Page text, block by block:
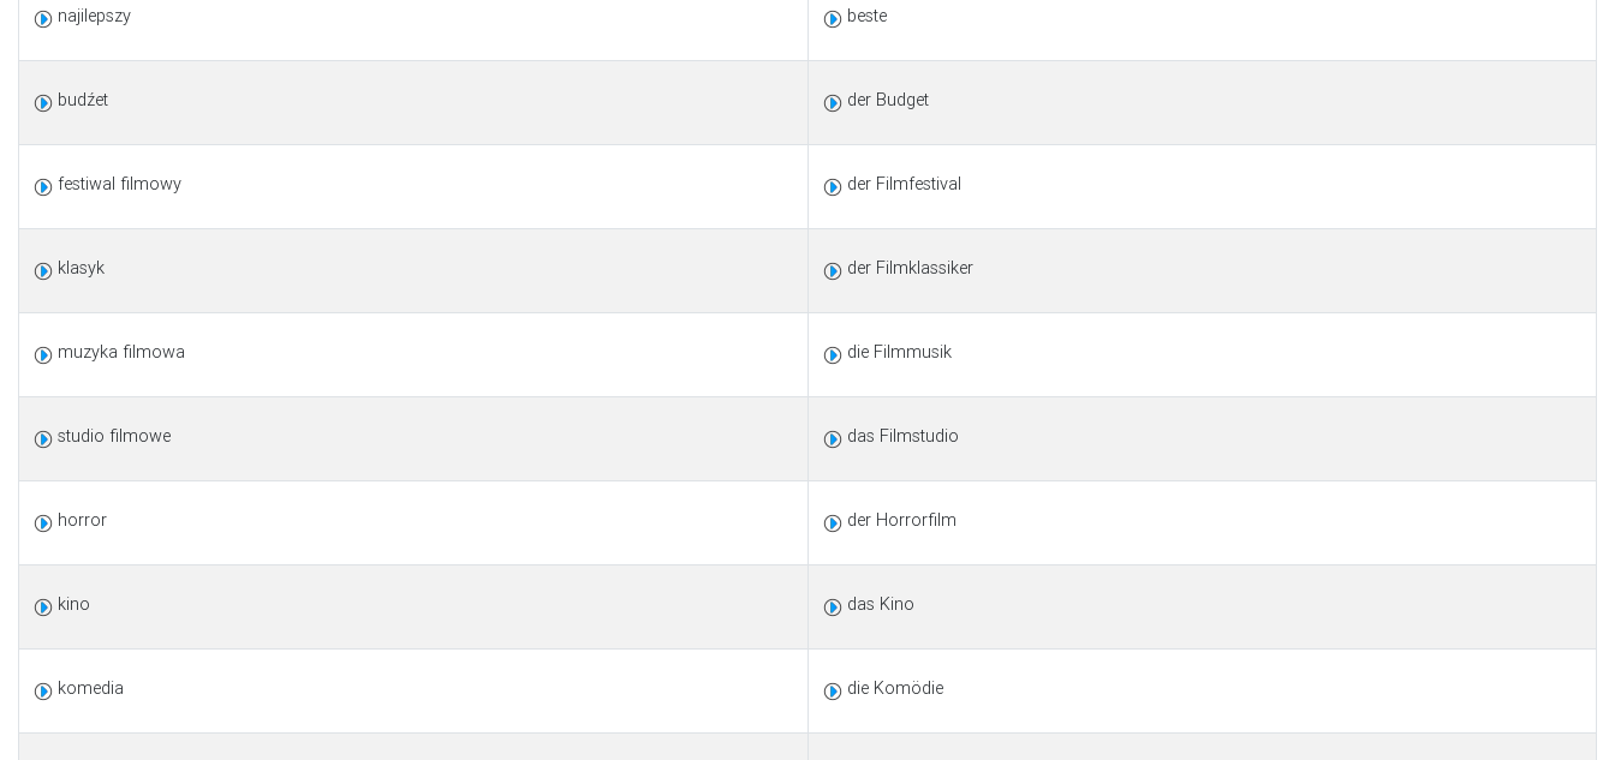
najilepszy beste
budźet der Budget
festiwal filmowy der Filmfestival
klasyk der Filmklassiker
muzyka filmowa die Filmmusik
studio filmowe das Filmstudio
horror der Horrorfilm
kino das Kino
komedia die Komödie